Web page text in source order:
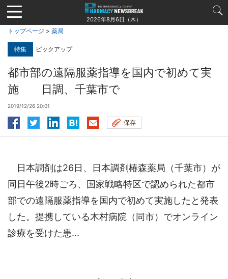
Jump
to
navigation
2026年8月6日（木）
トップページ > 薬局
特集 ピックアップ
都市部の遠隔服薬指導を国内で初めて実
施 日調、千葉市で
2019/12/26 20:01
保存
日本調剤は26日、日本調剤椿森薬局（千葉市）が
同日午後2時ごろ、国家戦略特区で認められた都市
部での遠隔服薬指導を国内で初めて実施したと発表
した。提携している木村病院（同市）でオンライン
診療を受けた患...